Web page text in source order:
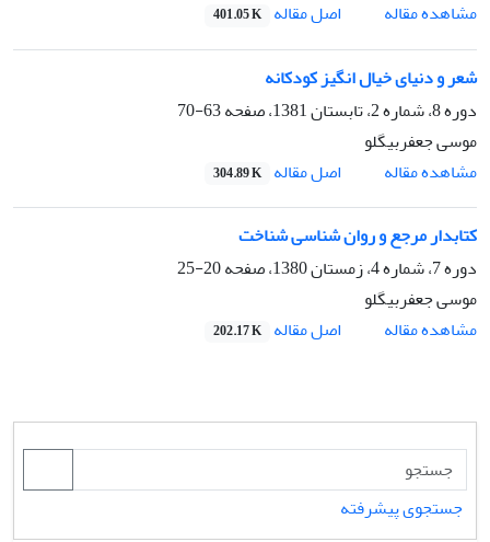
مشاهده مقاله
اصل مقاله 401.05 K
شعر و دنیای خیال انگیز کودکانه
دوره 8، شماره 2، تابستان 1381، صفحه
63-70
موسی جعفربیگلو
مشاهده مقاله
اصل مقاله 304.89 K
کتابدار مرجع و روان شناسی شناخت
دوره 7، شماره 4، زمستان 1380، صفحه
20-25
موسی جعفربیگلو
مشاهده مقاله
اصل مقاله 202.17 K
جستجوی پیشرفته